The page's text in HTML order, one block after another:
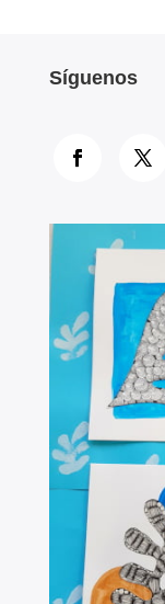
Síguenos